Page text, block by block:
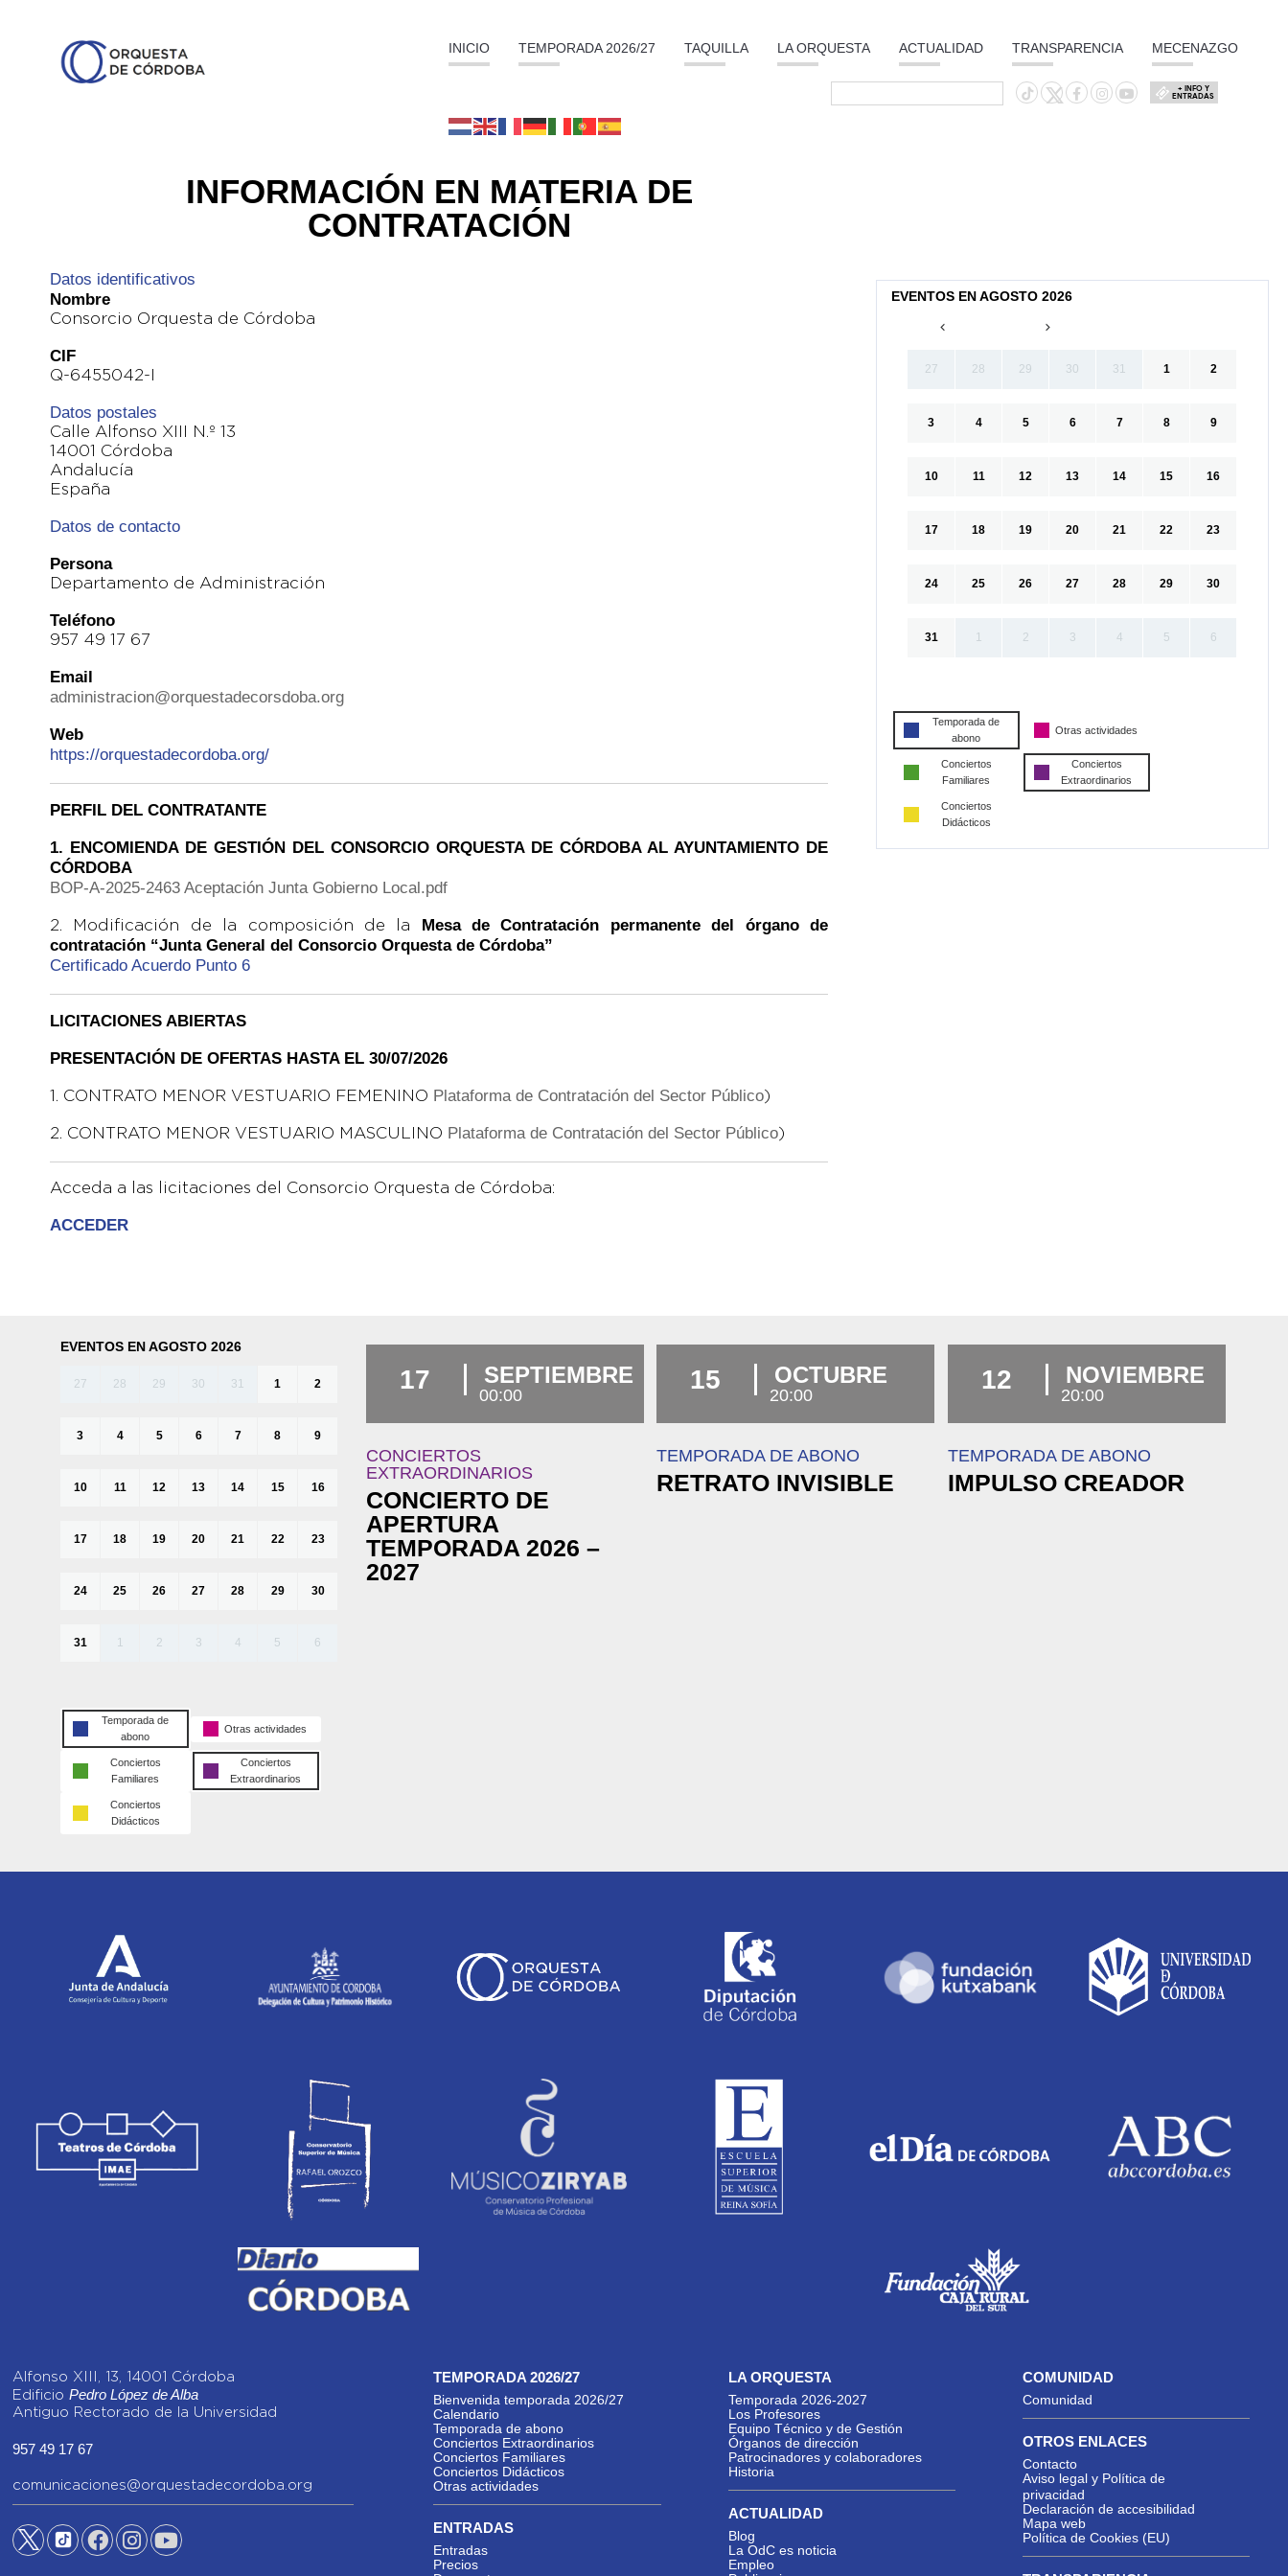
INICIO TEMPORADA 2026/27 TAQUILLA LA ORQUESTA ACTUALIDAD TRANSPARENCIA MECENAZGO
+ INFO Y
ENTRADAS
INFORMACIÓN EN MATERIA DE
CONTRATACIÓN
Datos identificativos
Nombre
Consorcio Orquesta de Córdoba
CIF
Q-6455042-I
Datos postales
Calle Alfonso XIII N.º 13
14001 Córdoba
Andalucía
España
Datos de contacto
Persona
Departamento de Administración
Teléfono
957 49 17 67
Email
administracion@orquestadecorsdoba.org
Web
https://orquestadecordoba.org/
PERFIL DEL CONTRATANTE
1. ENCOMIENDA DE GESTIÓN DEL CONSORCIO ORQUESTA DE CÓRDOBA AL AYUNTAMIENTO DE
CÓRDOBA
BOP-A-2025-2463 Aceptación Junta Gobierno Local.pdf
2. Modificación de la composición de la Mesa de Contratación permanente del órganode
contratación “Junta General del Consorcio Orquesta de Córdoba”
Certificado Acuerdo Punto 6
LICITACIONES ABIERTAS
PRESENTACIÓN DE OFERTAS HASTA EL 30/07/2026
1. CONTRATO MENOR VESTUARIO FEMENINO Plataforma de Contratación del Sector Público )
2. CONTRATO MENOR VESTUARIO MASCULINO Plataforma de Contratación del Sector Público )
Acceda a las licitaciones del Consorcio Orquesta de Córdoba:
ACCEDER
EVENTOS EN AGOSTO 2026
27 28 29 30 31 1 2
3 4 5 6 7 8 9
10 11 12 13 14 15 16
17 18 19 20 21 22 23
24 25 26 27 28 29 30
31 1 2 3 4 5 6
Temporada de
abono
Otras actividades
Conciertos
Familiares
Conciertos
Extraordinarios
Conciertos
Didácticos
EVENTOS EN AGOSTO 2026
27 28 29 30 31 1 2
3 4 5 6 7 8 9
10 11 12 13 14 15 16
17 18 19 20 21 22 23
24 25 26 27 28 29 30
31 1 2 3 4 5 6
Temporada de
abono
Otras actividades
Conciertos
Familiares
Conciertos
Extraordinarios
Conciertos
Didácticos
17 SEPTIEMBRE
00:00
CONCIERTOS
EXTRAORDINARIOS
CONCIERTO DE
APERTURA
TEMPORADA 2026 –
2027
15 OCTUBRE
20:00
TEMPORADA DE ABONO
RETRATO INVISIBLE
12 NOVIEMBRE
20:00
TEMPORADA DE ABONO
IMPULSO CREADOR
Alfonso XIII, 13, 14001 Córdoba
Edificio Pedro López de Alba
Antiguo Rectorado de la Universidad
957 49 17 67
comunicaciones@orquestadecordoba.org
TEMPORADA 2026/27
Bienvenida temporada 2026/27
Calendario
Temporada de abono
Conciertos Extraordinarios
Conciertos Familiares
Conciertos Didácticos
Otras actividades
ENTRADAS
Entradas
Precios
LA ORQUESTA
Temporada 2026-2027
Los Profesores
Equipo Técnico y de Gestión
Órganos de dirección
Patrocinadores y colaboradores
Historia
ACTUALIDAD
Blog
La OdC es noticia
Empleo
COMUNIDAD
Comunidad
OTROS ENLACES
Contacto
Aviso legal y Política de
privacidad
Declaración de accesibilidad
Mapa web
Política de Cookies (EU)